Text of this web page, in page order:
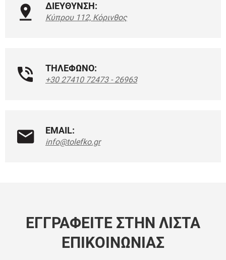
ΔΙΕΥΘΥΝΣΗ:
Κύπρου 112, Κόρινθος
ΤΗΛΕΦΩΝΟ:
+30 27410 72473 - 26963
EMAIL:
info@tolefko.gr
ΕΓΓΡΑΦΕΊΤΕ ΣΤΗΝ ΛΊΣΤΑ
ΕΠΙΚΟΙΝΩΝΊΑΣ